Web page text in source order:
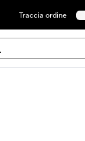
Traccia ordine